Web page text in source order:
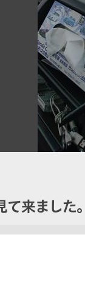
来ました。